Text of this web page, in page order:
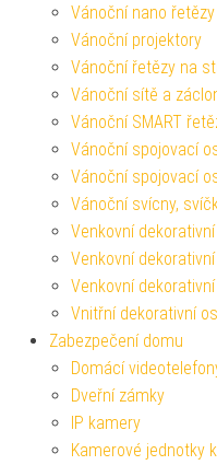
Vánoční nano řetězy
Vánoční projektory
Vánoční řetězy na
Vánoční sítě a
Vánoční SMART
Vánoční spojovací
Vánoční spojovací
Vánoční svícny,
Venkovní
Venkovní
Venkovní
Vnitřní dekorativní
Zabezpečení domu
Domácí
Dveřní zámky
IP kamery
Kamerové jednotky